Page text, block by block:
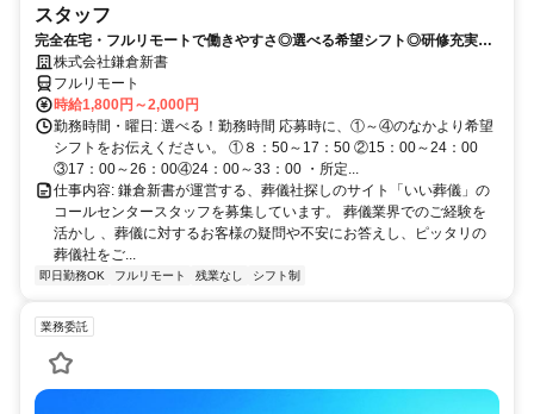
スタッフ
完全在宅・フルリモートで働きやすさ◎選べる希望シフト◎研修充実だ
から未経験でも安心！平日休みありの完全週休2日制で充実のワークラ
イフバランス！
株式会社鎌倉新書
フルリモート
時給1,800円～2,000円
勤務時間・曜日: 選べる！勤務時間 応募時に、①～④のなかより希望
シフトをお伝えください。 ①８：50～17：50 ②15：00～24：00
③17：00～26：00④24：00～33：00 ・所定...
仕事内容: 鎌倉新書が運営する、葬儀社探しのサイト「いい葬儀」の
コールセンタースタッフを募集しています。 葬儀業界でのご経験を
活かし 、葬儀に対するお客様の疑問や不安にお答えし、ピッタリの
葬儀社をご...
即日勤務OK フルリモート 残業なし シフト制
業務委託